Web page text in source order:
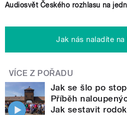
Audiosvět Českého rozhlasu na
Jak nás naladíte na
VÍCE Z POŘADU
Jak se šlo po
Příběh
Jak sestavit